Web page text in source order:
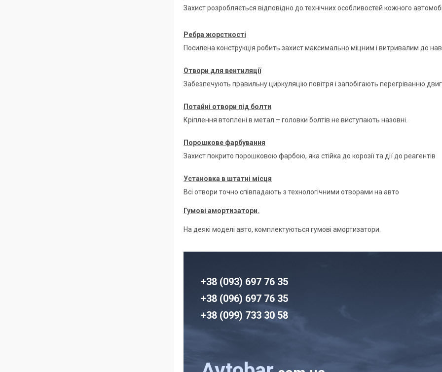
Захист розробляється відповідно до технічних особливостей кожного
Ребра жорсткості
Посилена конструкція робить захист максимально міцним і витривалим до
Отвори для вентиляції
Забезпечують правильну циркуляцію повітря і запобігають перегріванню
Потайні отвори під болти
Кріплення втоплені в метал – головки болтів не виступають назовні.
Порошкове фарбування
Захист покрито порошковою фарбою, яка стійка до корозії та дії до реагентів
Установка в штатні місця
Всі отвори точно співпадають з технологічними отворами на авто
Гумові амортизатори.
На деякі моделі авто, комплектуються гумові амортизатори.
+38 (093) 697 76 35
+38 (096) 697 76 35
+38 (099) 733 30 58